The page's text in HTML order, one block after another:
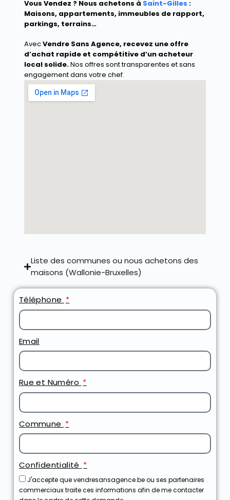
Vous Vendez ? Nous achetons à Saint-Gilles :
Maisons, appartements, immeubles de rapport,
parkings, terrains…
AvecVendre Sans Agence, recevez une offre
d’achat rapide et compétitive d’un acheteur
local solide.Nos offres sont transparentes et sans
engagement dans votre chef.
Liste des communes ou nous achetons des
maisons (Wallonie-Bruxelles)
Téléphone
Email
Rue et Numéro
Commune
Confidentialité
J'accepte que vendresansagence.be ou ses partenaires
commerciaux traite ces informations afin de me contacter